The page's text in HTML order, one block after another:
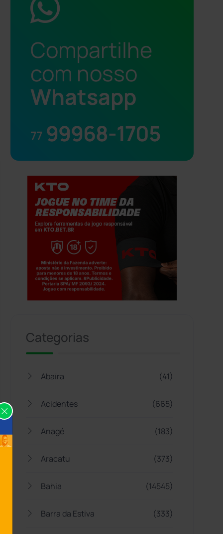
Compartilhe
com nosso
Whatsapp
77 99968-1705
Categorias
Abaíra (41)
Acidentes (665)
Anagé (183)
Aracatu (373)
Bahia (14545)
Barra da Estiva (333)